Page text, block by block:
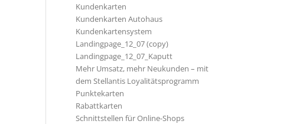
Kundenkarten
Kundenkarten Autohaus
Kundenkartensystem
Landingpage_12_07 (copy)
Landingpage_12_07_Kaputt
Mehr Umsatz, mehr Neukunden – mit
dem Stellantis Loyalitätsprogramm
Punktekarten
Rabattkarten
Schnittstellen für Online-Shops